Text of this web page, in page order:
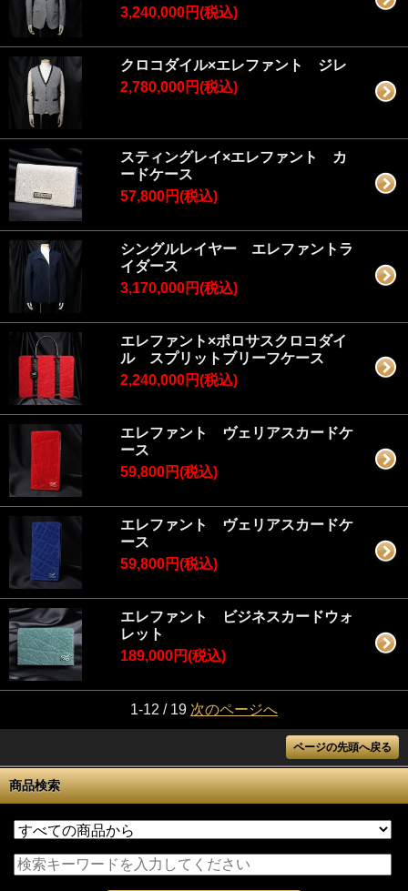
3,240,000円(税込)
クロコダイル×エレファント ジレ
2,780,000円(税込)
スティングレイ×エレファント カ
ードケース
57,800円(税込)
シングルレイヤー エレファントラ
イダース
3,170,000円(税込)
エレファント×ポロサスクロコダイ
ル スプリットブリーフケース
2,240,000円(税込)
エレファント ヴェリアスカードケ
ース
59,800円(税込)
エレファント ヴェリアスカードケ
ース
59,800円(税込)
エレファント ビジネスカードウォ
レット
189,000円(税込)
1-12 / 19 次のページへ
ページの先頭へ戻る
商品検索